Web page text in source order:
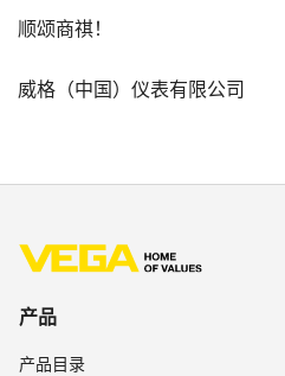
顺颂商祺！
威格（中国）仪表有限公司
产品
产品目录